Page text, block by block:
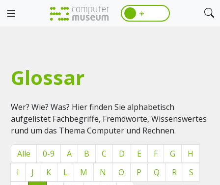
☀️
Glossar
Wer? Wie? Was? Hier finden Sie alphabetisch
aufgelistet Fachbegriffe, Fremdworte, Wissenswertes
rund um das Thema Computer und Rechnen.
Alle 0-9 A B C D E F G
H
I
J K L M N O P Q R
S